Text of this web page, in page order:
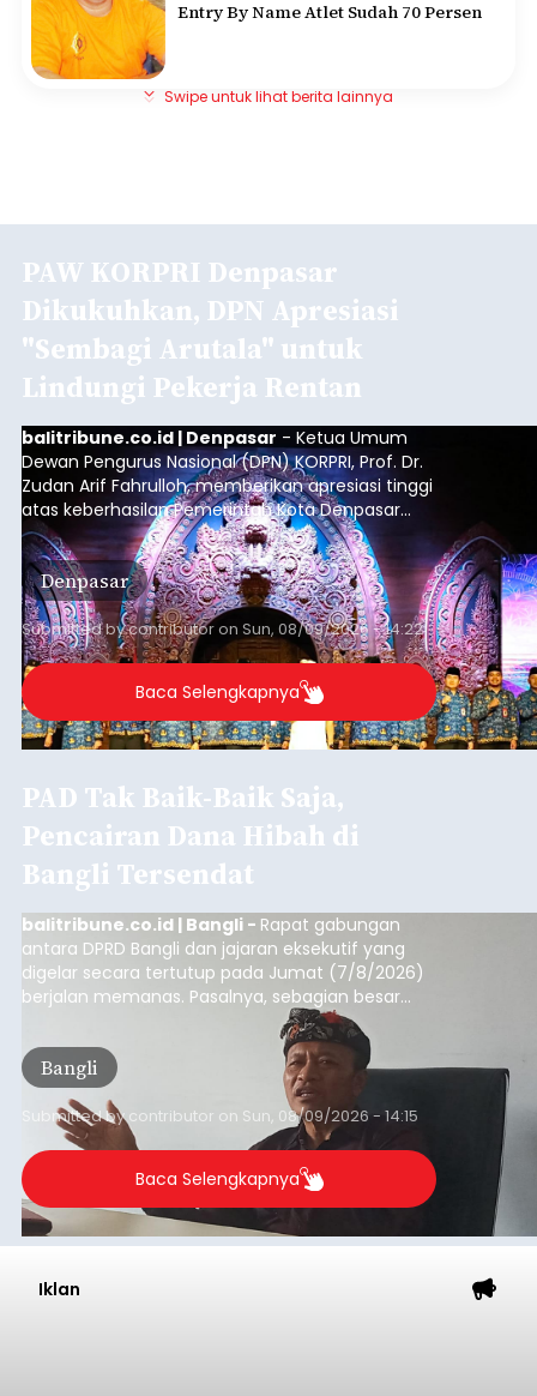
Entry By Name Atlet Sudah 70 Persen
Swipe untuk lihat berita lainnya
PAW KORPRI Denpasar
Dikukuhkan, DPN Apresiasi
"Sembagi Arutala" untuk
Lindungi Pekerja Rentan
balitribune.co.id | Denpasar - Ketua Umum
Dewan Pengurus Nasional (DPN) KORPRI, Prof. Dr.
Zudan Arif Fahrulloh, memberikan apresiasi tinggi
atas keberhasilan Pemerintah Kota Denpasar
dan KORPRI Kota Denpasar dalam
mengimplementasikan program gotong royong
kepedulian sosial bertajuk "Sembagi Arutala".
Denpasar
Submitted bycontributoron Sun, 08/09/2026 - 14:22
Baca Selengkapnya
PAD Tak Baik-Baik Saja,
Pencairan Dana Hibah di
Bangli Tersendat
balitribune.co.id | Bangli - Rapat gabungan
antara DPRD Bangli dan jajaran eksekutif yang
digelar secara tertutup pada Jumat (7/8/2026)
berjalan memanas. Pasalnya, sebagian besar
dana hibah yang bersumber dari pokok-pokok
pikiran (pokok-pokok pikiran/pokir) dewan hasil
penjaringan aspirasi masyarakat saat reses tak
kunjung cair.
Bangli
Submitted bycontributor on Sun, 08/09/2026 - 14:15
Baca Selengkapnya
Iklan